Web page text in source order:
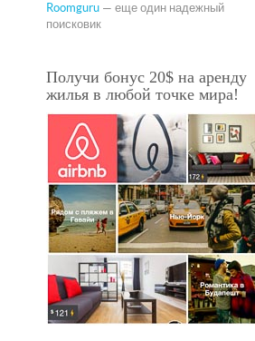
Roomguru — еще один надежный
поисковик
Получи бонус 20$ на аренду
жилья в любой точке мира!